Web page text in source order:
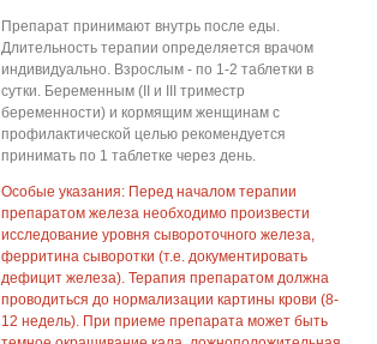
Препарат принимают внутрь после еды.
Длительность терапии определяется врачом
индивидуально. Взрослым - по 1-2 таблетки в
сутки. Беременным (II и III триместр
беременности) и кормящим женщинам с
профилактической целью рекомендуется
принимать по 1 таблетке через день.
Особые указания: Перед началом терапии
препаратом железа необходимо произвести
исследование уровня сывороточного железа,
ферритина сыворотки (т.е. документировать
дефицит железа). Терапия препаратом должна
проводиться до нормализации картины крови (8-
12 недель). При приеме препарата может быть